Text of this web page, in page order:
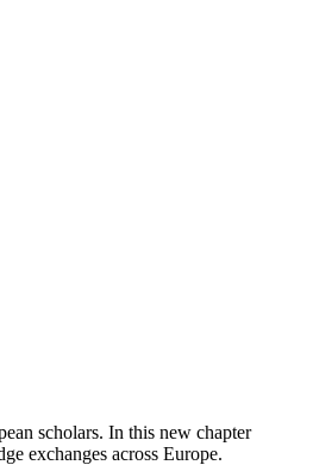
scholars. In this new chapter
exchanges across Europe.